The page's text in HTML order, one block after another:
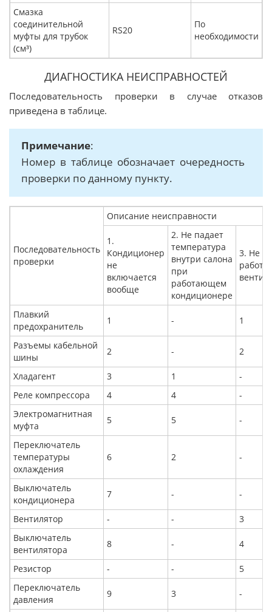
Смазка
соединительной
муфты для трубок
(см³)
RS20
По
необходимости
ДИАГНОСТИКА НЕИСПРАВНОСТЕЙ
Последовательность проверки в случае отказов
приведена в таблице.
Примечание:
Номер в таблице обозначает очередность
проверки по данному пункту.
Последовательность
проверки
Описание неисправности
1.
Кондиционер
не
включается
вообще
2. Не падает
температура
внутри салона
при
работающем
кондиционере
3. Не
Плавкий
предохранитель
1 - 1
Разъемы кабельной
шины
2 - 2
Хладагент 3 1
-
Реле компрессора
4 4
-
Электромагнитная
муфта
5 5 -
Переключатель
температуры
охлаждения
6 2 -
Выключатель
кондиционера
7 - -
Вентилятор - -
3
Выключатель
вентилятора
8 - 4
Резистор - -
5
Переключатель
давления
9 3 -